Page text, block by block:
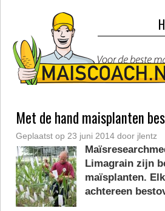
Met de hand maisplanten
Geplaatst op 23 juni 2014 door jlentz
Limagrain zijn
maïsplanten.
achtereen